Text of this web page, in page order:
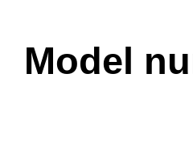
Model